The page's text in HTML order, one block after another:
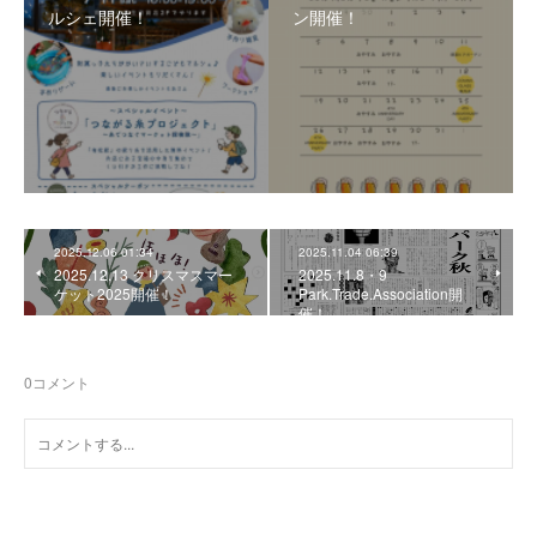
ルシェ開催！
ン開催！
2025.12.06 01:34
2025.12.13 クリスマスマー
ケット2025開催！
2025.11.04 06:39
2025.11.8・9
Park.Trade.Association開
催！
0コメント